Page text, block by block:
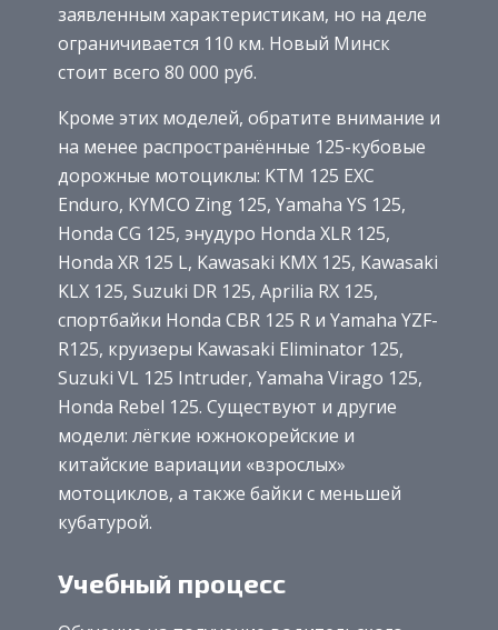
заявленным характеристикам, но на деле
ограничивается 110 км. Новый Минск
стоит всего 80 000 руб.
Кроме этих моделей, обратите внимание и
на менее распространённые 125-кубовые
дорожные мотоциклы: KTM 125 EXC
Enduro, KYMCO Zing 125, Yamaha YS 125,
Honda CG 125, энудуро Honda XLR 125,
Honda XR 125 L, Kawasaki KMX 125, Kawasaki
KLX 125, Suzuki DR 125, Aprilia RX 125,
спортбайки Honda CBR 125 R и Yamaha YZF-
R125, круизеры Kawasaki Eliminator 125,
Suzuki VL 125 Intruder, Yamaha Virago 125,
Honda Rebel 125. Существуют и другие
модели: лёгкие южнокорейские и
китайские вариации «взрослых»
мотоциклов, а также байки с меньшей
кубатурой.
Учебный процесс